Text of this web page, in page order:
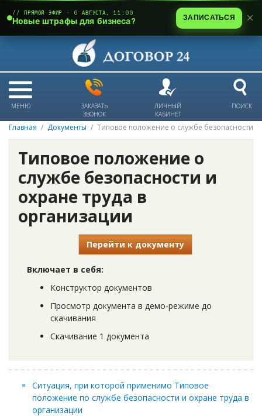
МЕНЮ
ЗАКАЗАТЬ
ЗВОНОК
ЛИЧНЫЙ
КАБИНЕТ
ПОИСК
Главная Документы Типовое положение о службе безопасности и
Типовое положение о
службе безопасности и
охране труда в
организации
Перейти к документу
Включает в себя:
Конструктор документов
Просмотр документа в демо-режиме до
скачивания
Скачивание 1 документа
Ситуация, при которой применимо Типовое
положение по службе безопасности и охране труда в
организации
// ПРЯМОЙ ЭФИР · 6 АВГУСТА, 11:00
Новые штрафы для бизнеса? ЗАПИСАТЬСЯ